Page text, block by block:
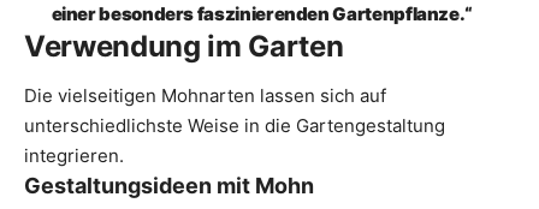
einer besonders faszinierenden Gartenpflanze.“
Verwendung im Garten
Die vielseitigen Mohnarten lassen sich auf
unterschiedlichste Weise in die Gartengestaltung
integrieren.
Gestaltungsideen mit Mohn